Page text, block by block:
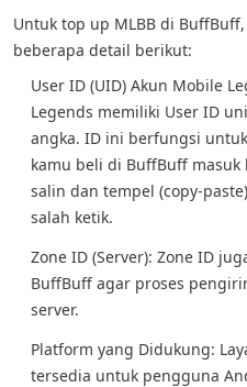
Untuk top up MLBB di
beberapa detail berikut:
User ID (UID) Akun Mobile
Legends memiliki User ID
angka. ID ini berfungsi
kamu beli di BuffBuff masuk
salin dan tempel (copy-
salah ketik.
Zone ID (Server): Zone ID
BuffBuff agar proses
server.
Platform yang Didukung:
tersedia untuk pengguna